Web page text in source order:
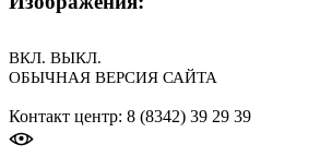
ВКЛ. ВЫКЛ.
ОБЫЧНАЯ ВЕРСИЯ САЙТА
Контакт центр: 8 (8342) 39 29 39